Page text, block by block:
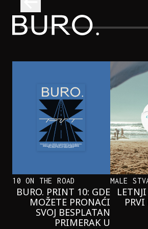
BURO.
ONAJ JEDAN PROIZVOD
STALNO SELIMO SA
TORBE
10 ON THE ROAD
BURO. PRINT 10: GDE
MOŽETE PRONAĆI
SVOJ BESPLATAN
PRIMERAK U
MALE